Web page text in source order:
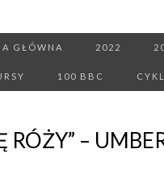
GŁÓWNA 2022
100 BBC
RÓŻY” –